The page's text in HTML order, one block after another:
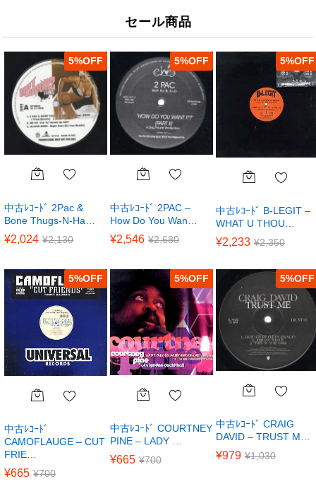
セール商品
5%
中古ﾚｺｰﾄﾞ 2Pac &
Bone Thugs-N-Ha…
¥2,024 ¥2,130
5%
中古ﾚｺｰﾄﾞ 2PAC –
How Do You Wan…
¥2,546 ¥2,680
5%
中古ﾚｺｰﾄﾞ B-LEGIT –
WHAT U THOU…
¥2,233 ¥2,350
5%
中古ﾚｺｰﾄﾞ
CAMOFLAUGE – CUT
FRIE…
¥665 ¥700
5%
中古ﾚｺｰﾄﾞ COURTNEY
PINE – LADY …
¥665 ¥700
5%
中古ﾚｺｰﾄﾞ CRAIG
DAVID – TRUST M…
¥979 ¥1,030